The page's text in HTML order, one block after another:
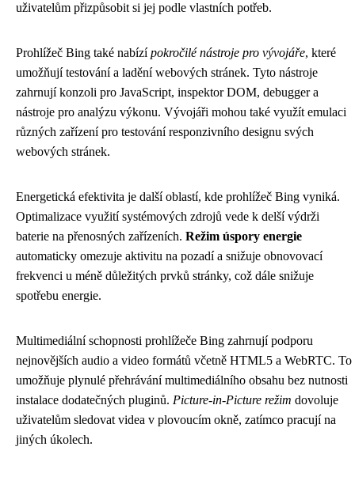
uživatelům přizpůsobit si jej podle vlastních potřeb.
Prohlížeč Bing také nabízípokročilé nástroje pro vývojáře, které
umožňují testování a ladění webových stránek. Tyto nástroje
zahrnují konzoli pro JavaScript, inspektor DOM, debugger a
nástroje pro analýzu výkonu. Vývojáři mohou také využít emulaci
různých zařízení pro testování responzivního designu svých
webových stránek.
Energetická efektivita je další oblastí, kde prohlížeč Bing vyniká.
Optimalizace využití systémových zdrojů vede k delší výdrži
baterie na přenosných zařízeních. Režim úspory energie
automaticky omezuje aktivitu na pozadí a snižuje obnovovací
frekvenci u méně důležitých prvků stránky, což dále snižuje
spotřebu energie.
Multimediální schopnosti prohlížeče Bing zahrnují podporu
nejnovějších audio a video formátů včetně HTML5 a WebRTC. To
umožňuje plynulé přehrávání multimediálního obsahu bez nutnosti
instalace dodatečných pluginů. Picture-in-Picture režim dovoluje
uživatelům sledovat videa v plovoucím okně, zatímco pracují na
jiných úkolech.